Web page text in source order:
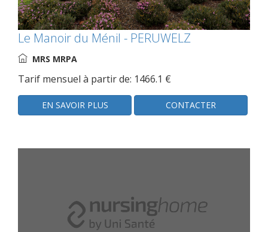
Le Manoir du Ménil - PERUWELZ
MRS MRPA
Tarif mensuel à partir de: 1466.1 €
EN SAVOIR PLUS CONTACTER